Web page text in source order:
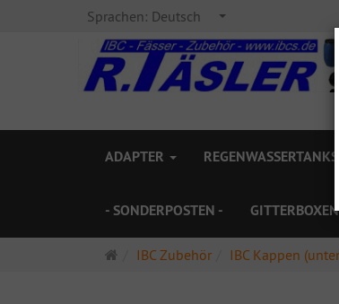
Sprachen: Deutsch
ADAPTER REGENWASSERTANKS
- SONDERPOSTEN - GITTERBOXEN
Startseite
IBC Zubehör IBC Kappen